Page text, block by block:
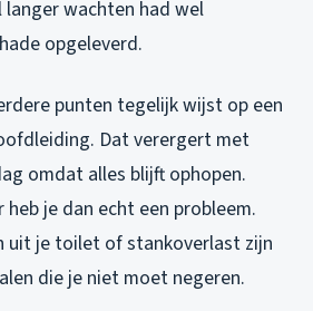
langer wachten had wel
opgeleverd.
punten tegelijk wijst op een
Dat verergert met
omdat alles blijft ophopen.
je dan echt een probleem.
uit je toilet of stankoverlast zijn
die je niet moet negeren.